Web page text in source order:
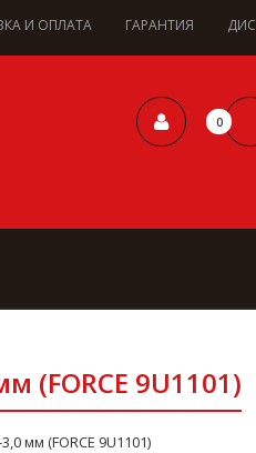
И ОПЛАТА ГАРАНТИЯ
0
9U1101)
мм (FORCE 9U1101)